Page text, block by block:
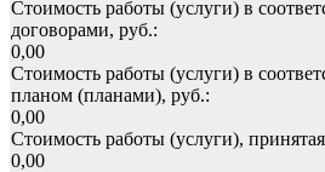
Стоимость работы (услуги) в
договорами, руб.:
0,00
Стоимость работы (услуги) в
планом (планами), руб.:
0,00
Стоимость работы (услуги),
0,00